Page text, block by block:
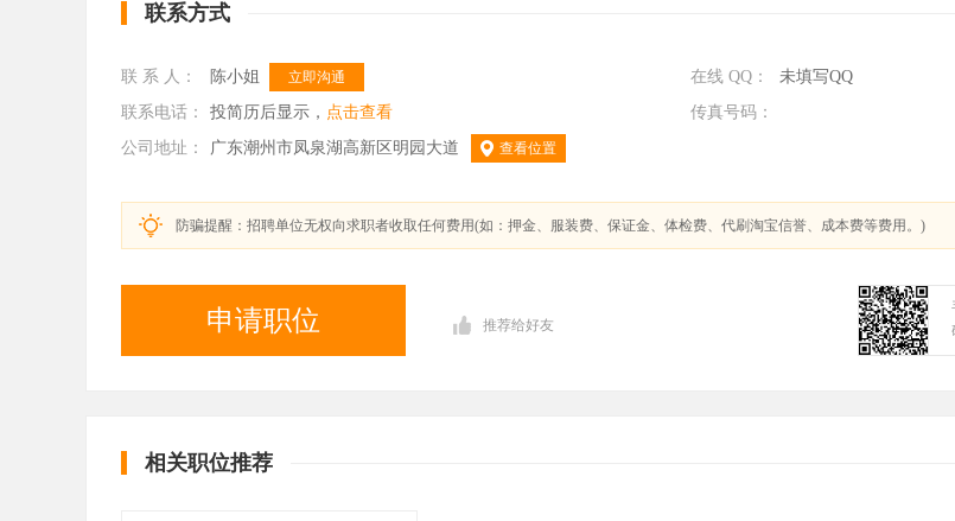
联系方式
联 系 人： 陈小姐 立即沟通 在线 QQ：
未填写QQ
联系电话：
投简历后显示， 点击查看
传真号码：
公司地址：
广东潮州市凤泉湖高新区明园大道 查看位置
防骗提醒：招聘单位无权向求职者收取任何费用(如：押金、服装费、保证金、体检费、代刷淘宝信誉、成本费等费用。)
申请职位 推荐给好友
相关职位推荐